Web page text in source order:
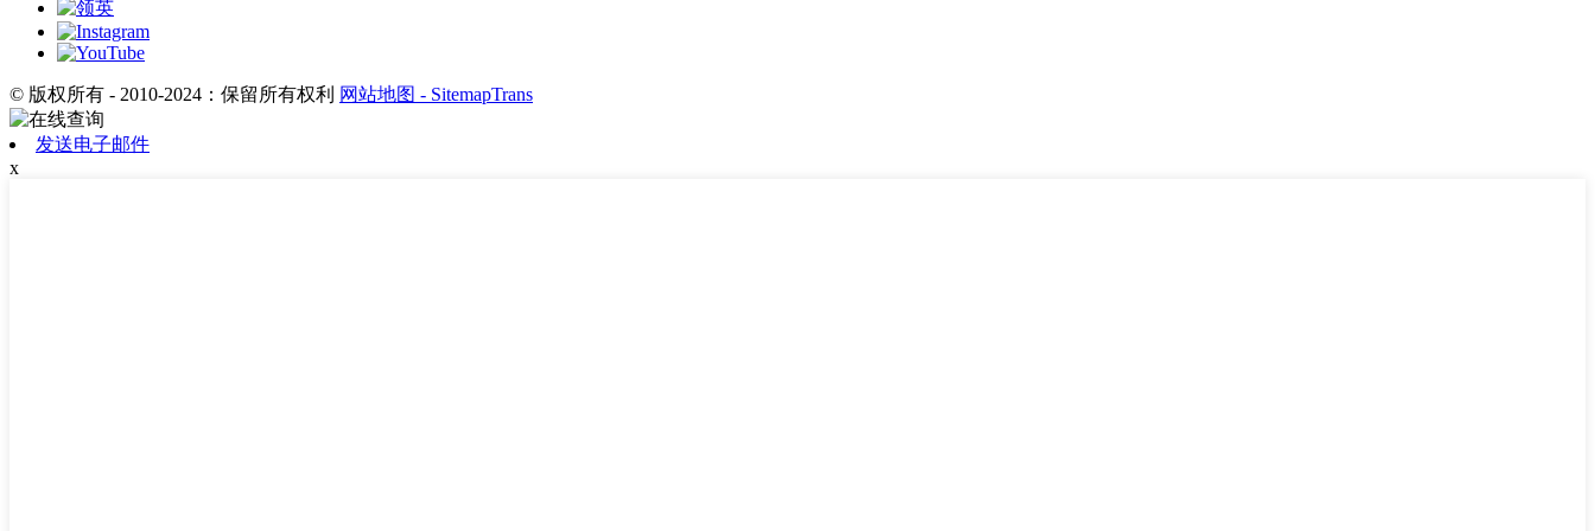
© 版权所有 - 2010-2024：保留所有权利 网站地图 - SitemapTrans
发送电子邮件
x